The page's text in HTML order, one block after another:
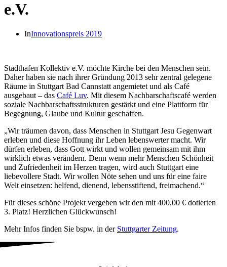
e.V.
InInnovationspreis 2019
Stadthafen Kollektiv e.V. möchte Kirche bei den Menschen sein.
Daher haben sie nach ihrer Gründung 2013 sehr zentral gelegene
Räume in Stuttgart Bad Cannstatt angemietet und als Café
ausgebaut – das Café Luv. Mit diesem Nachbarschaftscafé werden
soziale Nachbarschaftsstrukturen gestärkt und eine Plattform für
Begegnung, Glaube und Kultur geschaffen.
„Wir träumen davon, dass Menschen in Stuttgart Jesu Gegenwart
erleben und diese Hoffnung ihr Leben lebenswerter macht. Wir
dürfen erleben, dass Gott wirkt und wollen gemeinsam mit ihm
wirklich etwas verändern. Denn wenn mehr Menschen Schönheit
und Zufriedenheit im Herzen tragen, wird auch Stuttgart eine
liebevollere Stadt. Wir wollen Nöte sehen und uns für eine faire
Welt einsetzen: helfend, dienend, lebensstiftend, freimachend.“
Für dieses schöne Projekt vergeben wir den mit 400,00 € dotierten
3. Platz! Herzlichen Glückwunsch!
Mehr Infos finden Sie bspw. in der Stuttgarter Zeitung.